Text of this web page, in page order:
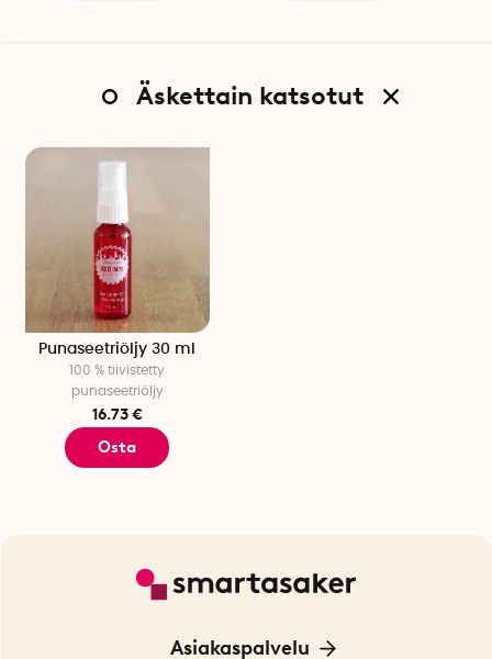
Äskettain katsotut
Punaseetriöljy 30 ml
100 % tiivistetty
punaseetriöljy
16.73 €
Osta
Asiakaspalvelu